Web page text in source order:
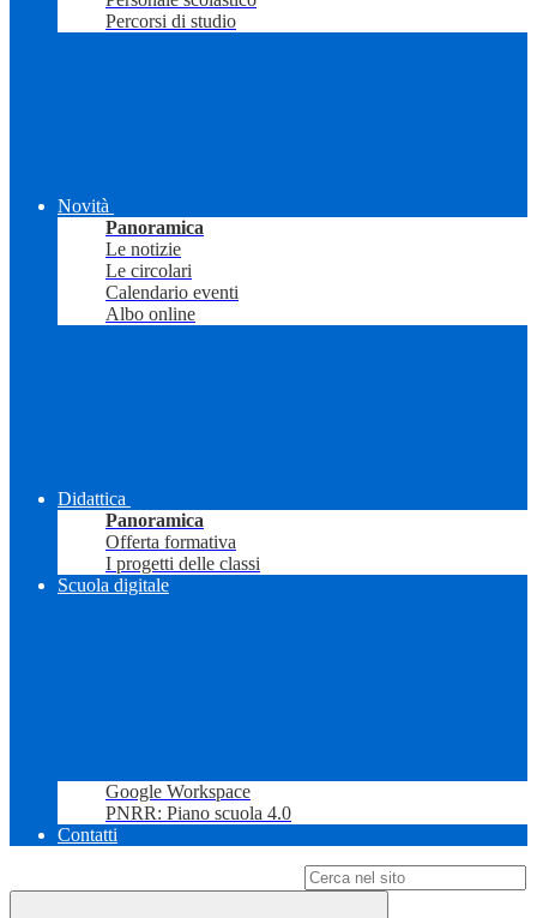
Percorsi di studio
Novità
Panoramica
Le notizie
Le circolari
Calendario eventi
Albo online
Didattica
Panoramica
Offerta formativa
I progetti delle classi
Scuola digitale
Google Workspace
PNRR: Piano scuola 4.0
Contatti